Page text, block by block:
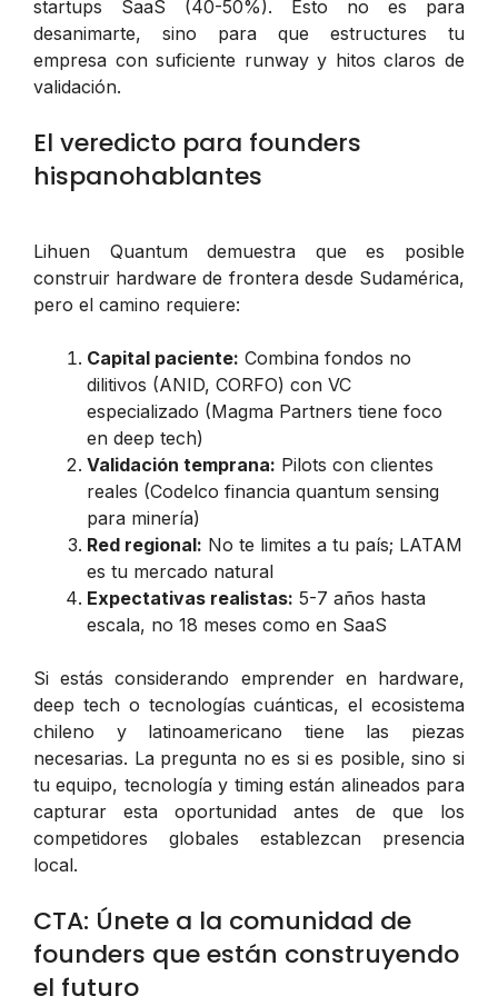
startups SaaS (40-50%). Esto no es para
desanimarte, sino para que estructures tu
empresa con suficiente runway y hitos claros de
validación.
El veredicto para founders
hispanohablantes
Lihuen Quantum demuestra que es posible
construir hardware de frontera desde Sudamérica,
pero el camino requiere:
Capital paciente: Combina fondos no
dilitivos (ANID, CORFO) con VC
especializado (Magma Partners tiene foco
en deep tech)
Validación temprana: Pilots con clientes
reales (Codelco financia quantum sensing
para minería)
Red regional: No te limites a tu país; LATAM
es tu mercado natural
Expectativas realistas: 5-7 años hasta
escala, no 18 meses como en SaaS
Si estás considerando emprender en hardware,
deep tech o tecnologías cuánticas, el ecosistema
chileno y latinoamericano tiene las piezas
necesarias. La pregunta no es si es posible, sino si
tu equipo, tecnología y timing están alineados para
capturar esta oportunidad antes de que los
competidores globales establezcan presencia
local.
CTA: Únete a la comunidad de
founders que están construyendo
el futuro